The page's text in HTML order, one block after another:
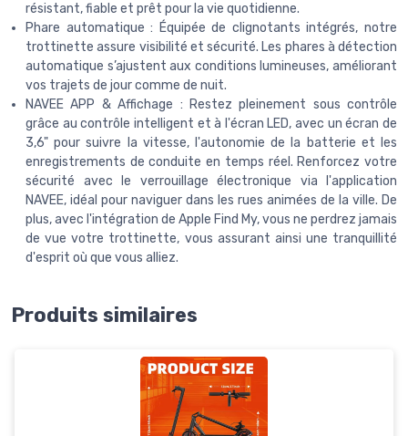
résistant, fiable et prêt pour la vie quotidienne.
Phare automatique : Équipée de clignotants intégrés, notre
trottinette assure visibilité et sécurité. Les phares à détection
automatique s’ajustent aux conditions lumineuses, améliorant
vos trajets de jour comme de nuit.
NAVEE APP & Affichage : Restez pleinement sous contrôle
grâce au contrôle intelligent et à l'écran LED, avec un écran de
3,6" pour suivre la vitesse, l'autonomie de la batterie et les
enregistrements de conduite en temps réel. Renforcez votre
sécurité avec le verrouillage électronique via l'application
NAVEE, idéal pour naviguer dans les rues animées de la ville. De
plus, avec l'intégration de Apple Find My, vous ne perdrez jamais
de vue votre trottinette, vous assurant ainsi une tranquillité
d'esprit où que vous alliez.
Produits similaires